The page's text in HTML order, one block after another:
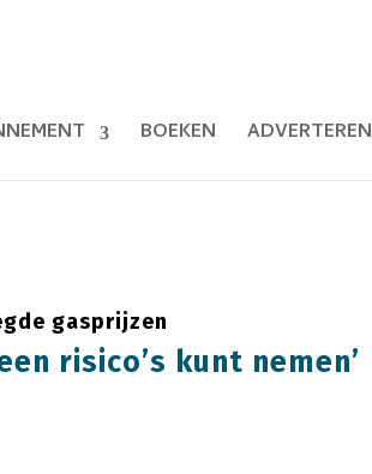
BOEKEN ADVERTEREN
gasprijzen
risico’s kunt nemen’